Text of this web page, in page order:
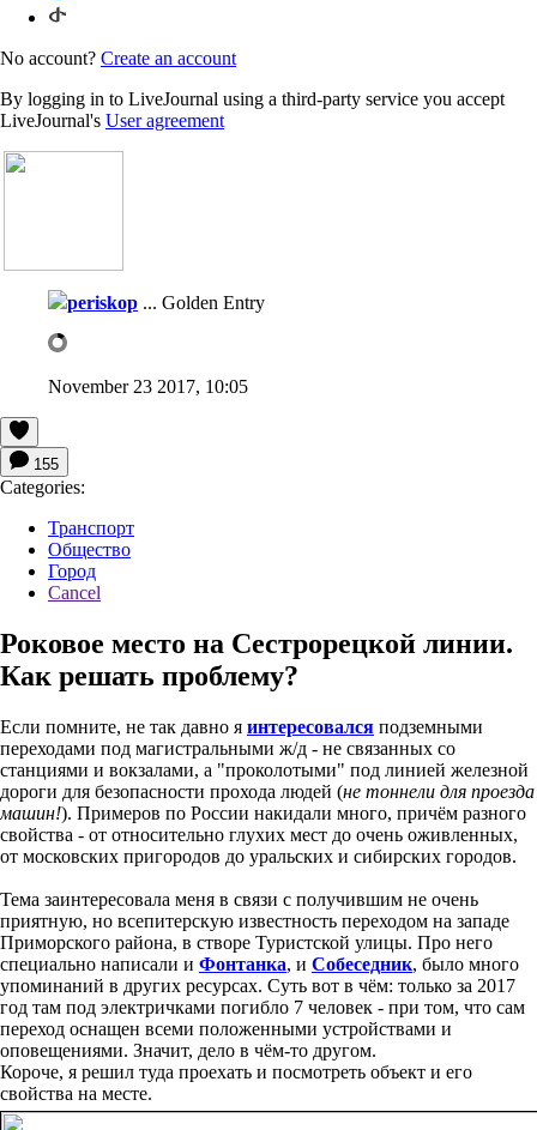
No account? Create an account
By logging in to LiveJournal using a third-party service you accept
LiveJournal's User agreement
periskop ... Golden Entry
November 23 2017, 10:05
155
Categories:
Транспорт
Общество
Город
Cancel
Роковое место на Сестрорецкой линии.
Как решать проблему?
Если помните, не так давно я интересовался подземными
переходами под магистральными ж/д - не связанных со
станциями и вокзалами, а "проколотыми" под линией железной
дороги для безопасности прохода людей (не тоннели для проезда
машин!). Примеров по России накидали много, причём разного
свойства - от относительно глухих мест до очень оживленных,
от московских пригородов до уральских и сибирских городов.
Тема заинтересовала меня в связи с получившим не очень
приятную, но всепитерскую известность переходом на западе
Приморского района, в створе Туристской улицы. Про него
специально написали и Фонтанка, и Собеседник, было много
упоминаний в других ресурсах. Суть вот в чём: только за 2017
год там под электричками погибло 7 человек - при том, что сам
переход оснащен всеми положенными устройствами и
оповещениями. Значит, дело в чём-то другом.
Короче, я решил туда проехать и посмотреть объект и его
свойства на месте.